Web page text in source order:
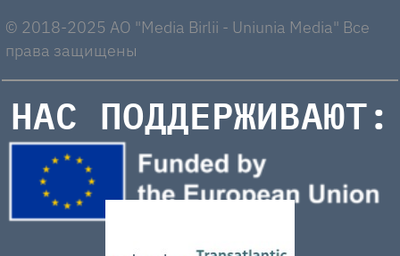
© 2018-2025 AO "Media Birlii - Uniunia Media" Все
права защищены
НАС ПОДДЕРЖИВАЮТ: